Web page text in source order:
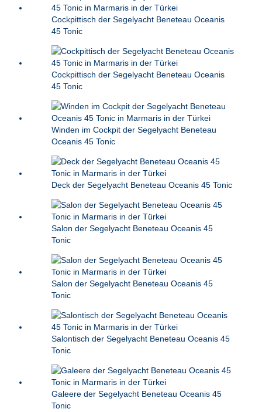
Cockpittisch der Segelyacht Beneteau Oceanis
45 Tonic
Cockpittisch der Segelyacht Beneteau Oceanis
45 Tonic
Winden im Cockpit der Segelyacht Beneteau
Oceanis 45 Tonic
Deck der Segelyacht Beneteau Oceanis 45 Tonic
Salon der Segelyacht Beneteau Oceanis 45
Tonic
Salon der Segelyacht Beneteau Oceanis 45
Tonic
Salontisch der Segelyacht Beneteau Oceanis 45
Tonic
Galeere der Segelyacht Beneteau Oceanis 45
Tonic